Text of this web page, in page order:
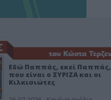
Εδώ Παππάς, εκεί Παππάς,
που είναι ο ΣΥΡΙΖΑ και οι
Κιλκισιώτες